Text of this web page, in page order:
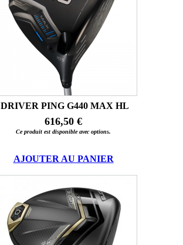
DRIVER PING G440 MAX HL
616,50 €
Ce produit est disponible avec options.
AJOUTER AU PANIER